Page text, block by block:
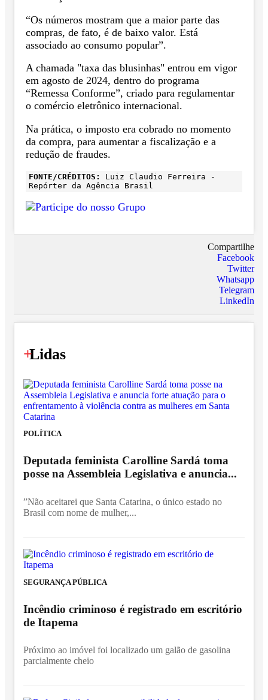
“Os números mostram que a maior parte das
compras, de fato, é de baixo valor. Está
associado ao consumo popular”.
A chamada "taxa das blusinhas" entrou em vigor
em agosto de 2024, dentro do programa
“Remessa Conforme”, criado para regulamentar
o comércio eletrônico internacional.
Na prática, o imposto era cobrado no momento
da compra, para aumentar a fiscalização e a
redução de fraudes.
FONTE/CRÉDITOS:
Luiz Claudio Ferreira -
Repórter da Agência Brasil
Compartilhe
Facebook
Twitter
Whatsapp
Telegram
LinkedIn
+
Lidas
POLÍTICA
Deputada feminista Carolline Sardá toma
posse na Assembleia Legislativa e anuncia...
”Não aceitarei que Santa Catarina, o único estado no
Brasil com nome de mulher,...
SEGURANÇA PÚBLICA
Incêndio criminoso é registrado em escritório
de Itapema
Próximo ao imóvel foi localizado um galão de gasolina
parcialmente cheio